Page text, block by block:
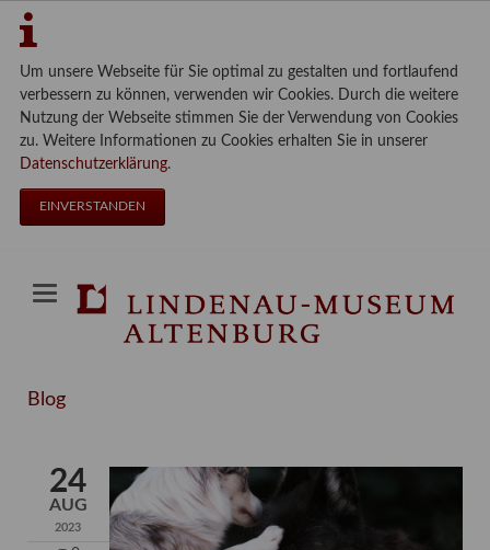
Um unsere Webseite für Sie optimal zu gestalten und fortlaufend
verbessern zu können, verwenden wir Cookies. Durch die weitere
Nutzung der Webseite stimmen Sie der Verwendung von Cookies
zu. Weitere Informationen zu Cookies erhalten Sie in unserer
Datenschutzerklärung.
EINVERSTANDEN
Blog
24
AUG
2023